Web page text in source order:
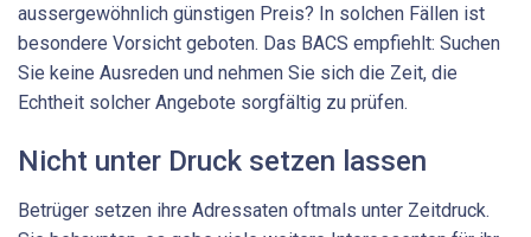
aussergewöhnlich günstigen Preis? In solchen Fällen ist
besondere Vorsicht geboten. Das BACS empfiehlt: Suchen
Sie keine Ausreden und nehmen Sie sich die Zeit, die
Echtheit solcher Angebote sorgfältig zu prüfen.
Nicht unter Druck setzen lassen
Betrüger setzen ihre Adressaten oftmals unter Zeitdruck.